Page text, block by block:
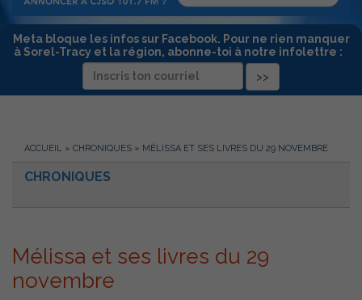
Meta bloque les infos sur Facebook. Pour ne rien manquer
à Sorel-Tracy et la région, abonne-toi à notre infolettre :
ACCUEIL » CHRONIQUES » MÉLISSA ET SES LIVRES DU 29 NOVEMBRE
CHRONIQUES
Mélissa et ses livres du 29
novembre